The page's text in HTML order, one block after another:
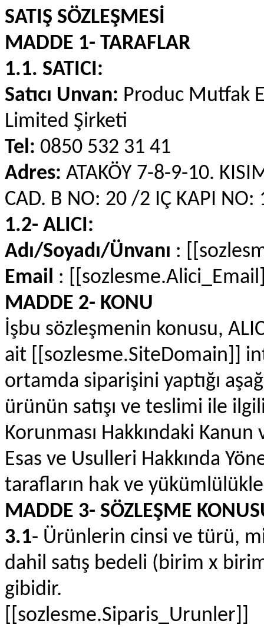
SATIŞ SÖZLEŞMESİ
MADDE 1- TARAFLAR
1.1. SATICI:
Satıcı Unvan: Produc Mutfak
Limited Şirketi
Tel: 0850 532 31 41
Adres: ATAKÖY 7-8-9-10.
CAD. B NO: 20 /2 IÇ KAPI NO:
1.2- ALICI:
Adı/Soyadı/Ünvanı :
Email :
MADDE 2- KONU
İşbu sözleşmenin konusu,
ait [[sozlesme.SiteDomain]]
ortamda siparişini yaptığı
ürünün satışı ve teslimi ile
Korunması Hakkındaki
Esas ve Usulleri Hakkında
tarafların hak ve
MADDE 3- SÖZLEŞME
3.1- Ürünlerin cinsi ve türü,
dahil satış bedeli (birim x
gibidir.
[[sozlesme.Siparis_Urunler]]